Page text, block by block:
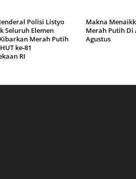
Polisi Listyo
Seluruh Elemen
Merah Putih
ke‑81
RI
Makna
Merah Putih Di
Agustus